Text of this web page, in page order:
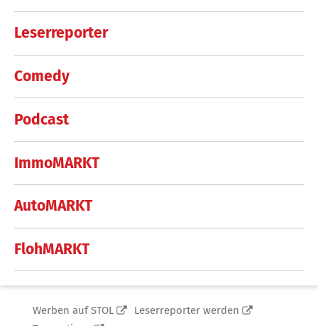
Leserreporter
Comedy
Podcast
ImmoMARKT
AutoMARKT
FlohMARKT
Werben auf STOL
Leserreporter werden